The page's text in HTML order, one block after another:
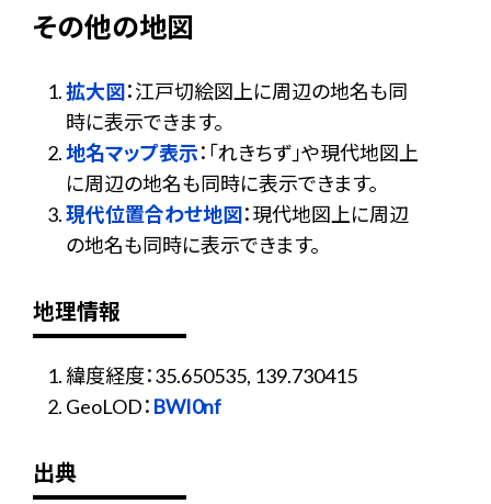
その他の地図
拡大図：江戸切絵図上に周辺の地名も同
時に表示できます。
地名マップ表示：「れきちず」や現代地図上
に周辺の地名も同時に表示できます。
現代位置合わせ地図：現代地図上に周辺
の地名も同時に表示できます。
地理情報
緯度経度：35.650535, 139.730415
GeoLOD： BWI0nf
出典